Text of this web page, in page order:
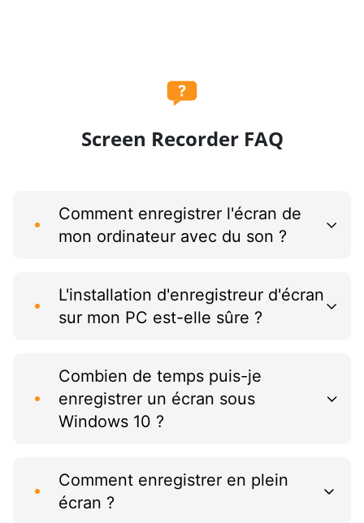
Screen Recorder FAQ
Comment enregistrer l'écran de
mon ordinateur avec du son ?
L'installation d'enregistreur d'écran
sur mon PC est-elle sûre ?
Combien de temps puis-je
enregistrer un écran sous
Windows 10 ?
Comment enregistrer en plein
écran ?